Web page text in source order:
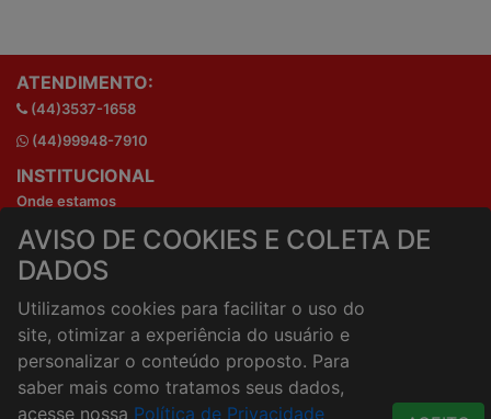
AVISO DE COOKIES E COLETA DE
DADOS
Utilizamos cookies para facilitar o uso do
site, otimizar a experiência do usuário e
personalizar o conteúdo proposto. Para
saber mais como tratamos seus dados,
acesse nossa Política de Privacidade
ATENDIMENTO:
(44)3537-1658
(44)99948-7910
INSTITUCIONAL
Onde estamos
Horários de atendimento
HORÁRIOS E ENTREGA
Formas de Pagamento
Horários de Entrega
Taxa de entrega
Cidades Atendidas
ACESSO RÁPIDO